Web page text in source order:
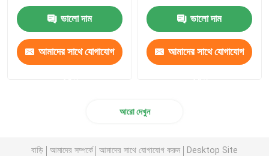
ভালো দাম
আমাদের সাথে যোগাযোগ
ভালো দাম
আমাদের সাথে যোগাযোগ
আরো দেখুন
বাড়ি আমাদের সম্পর্কে আমাদের সাথে যোগাযোগ করুন Desktop Site